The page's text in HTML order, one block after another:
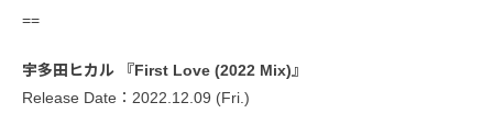
==
宇多田ヒカル 『First Love (2022 Mix)』
Release Date：2022.12.09 (Fri.)